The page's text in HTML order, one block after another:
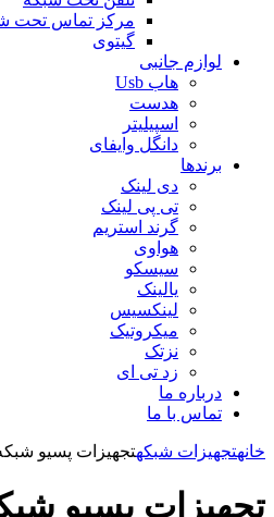
مرکز تماس تحت
گیتوی
لوازم جانبی
هاب Usb
هدست
اسپیلیتر
دانگل وایفای
برندها
دی لینک
تی پی لینک
گرند استریم
هواوی
سیسکو
یالینک
لینکسیس
میکروتیک
نزتک
زد تی ای
درباره ما
تماس با ما
خانهتجهیزات شبکهتجهیزات پسیو
تجهیزات پسیو